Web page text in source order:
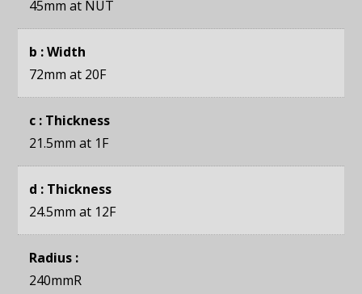
45mm at NUT
b : Width
72mm at 20F
c : Thickness
21.5mm at 1F
d : Thickness
24.5mm at 12F
Radius :
240mmR